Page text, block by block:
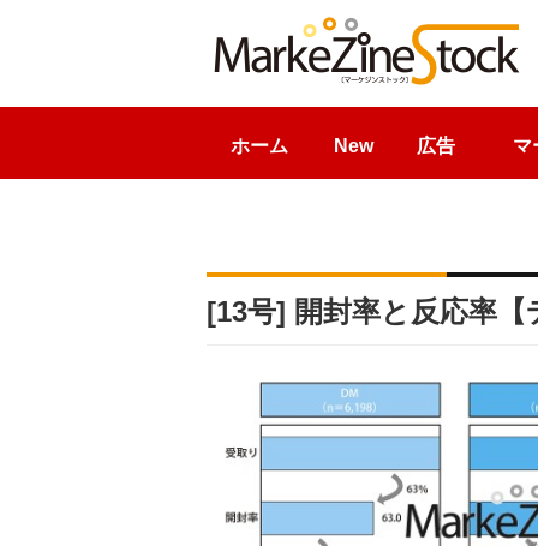
ホーム New 広告 マ
[13号] 開封率と反応率